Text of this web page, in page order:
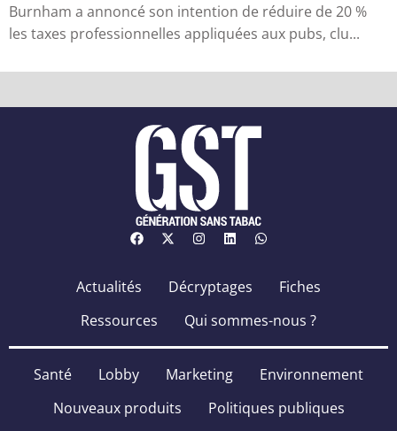
Burnham a annoncé son intention de réduire de 20 %
les taxes professionnelles appliquées aux pubs, clu...
Actualités Décryptages
Fiches
Ressources
Qui sommes-nous ?
Santé Lobby Marketing
Environnement
Nouveaux produits
Politiques publiques